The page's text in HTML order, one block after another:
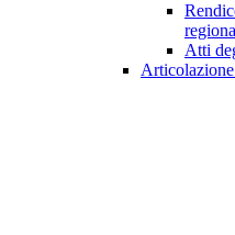
Atti